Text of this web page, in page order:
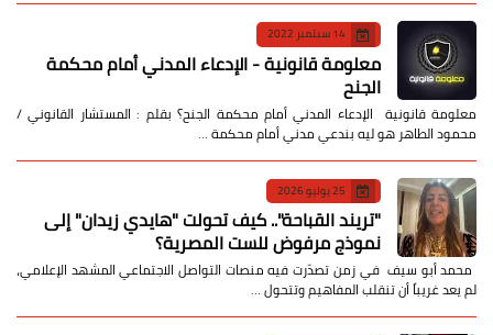
14 سبتمبر 2022
معلومة قانونية - الإدعاء المدني أمام محكمة
الجنح
معلومة قانونية الإدعاء المدني أمام محكمة الجنح؟ بقلم : المستشار القانوني /
محمود الطاهر هو ليه بندعي مدني أمام محكمة …
25 يوليو 2026
​"تريند القباحة".. كيف تحولت "هايدي زيدان" إلى
نموذج مرفوض للست المصرية؟
​ محمد أبو سيف ​في زمن تصدّرت فيه منصات التواصل الاجتماعي المشهد الإعلامي،
لم يعد غريباً أن تنقلب المفاهيم وتتحول …